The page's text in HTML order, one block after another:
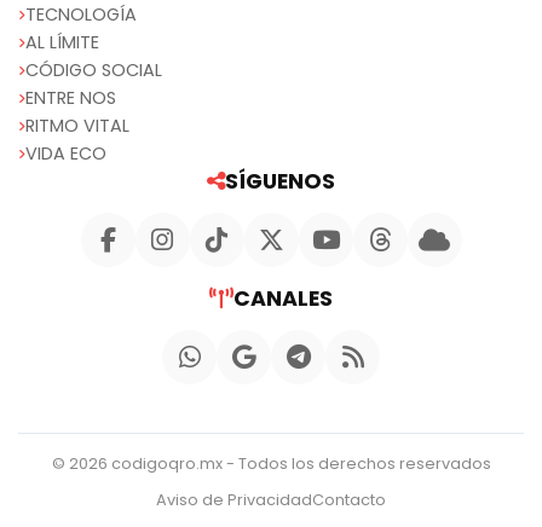
TECNOLOGÍA
AL LÍMITE
CÓDIGO SOCIAL
ENTRE NOS
RITMO VITAL
VIDA ECO
SÍGUENOS
CANALES
© 2026 codigoqro.mx - Todos los derechos reservados
Aviso de PrivacidadContacto